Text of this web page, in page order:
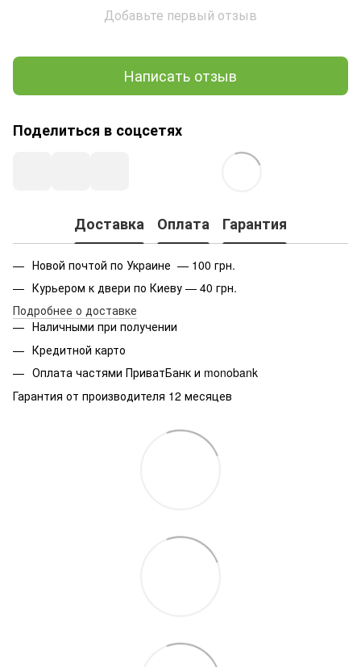
Добавьте первый отзыв
Написать отзыв
Поделиться в соцсетях
Доставка Оплата Гарантия
Новой почтой по Украине — 100 грн.
Курьером к двери по Киеву — 40 грн.
Подробнее о доставке
Наличными при получении
Кредитной карто
Оплата частями ПриватБанк и monobank
Гарантия от производителя 12 месяцев